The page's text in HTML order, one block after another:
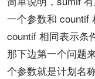
一个参数和 countif
countif 相同表示条
那下边第一个问题
个参数就是计划名